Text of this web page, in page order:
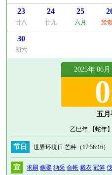
23
廿八
24
廿九
25
六月 禁
30
初六
2025年 06
五
乙巳年 【蛇年
节日 世界环境日 芒种 （17:56:16）
宜 求嗣 嫁娶 纳采 合帐 裁衣 冠笄